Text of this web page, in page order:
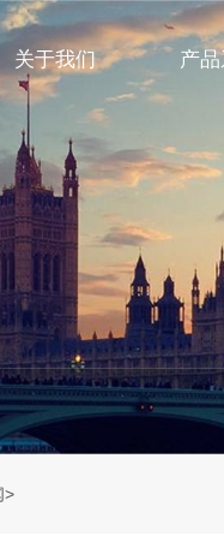
关于我们 产
身体护理系列
部护理系列
公司新闻
行业新闻
>